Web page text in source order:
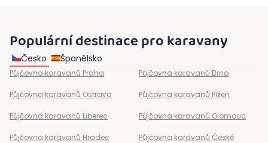
Populární destinace pro karavany
Česko Španělsko
Půjčovna karavanů Praha Půjčovna karavanů Brno
Půjčovna karavanů Ostrava Půjčovna karavanů Plzeň
Půjčovna karavanů Liberec Půjčovna karavanů Olomouc
Půjčovna karavanů Hradec
Půjčovna karavanů České